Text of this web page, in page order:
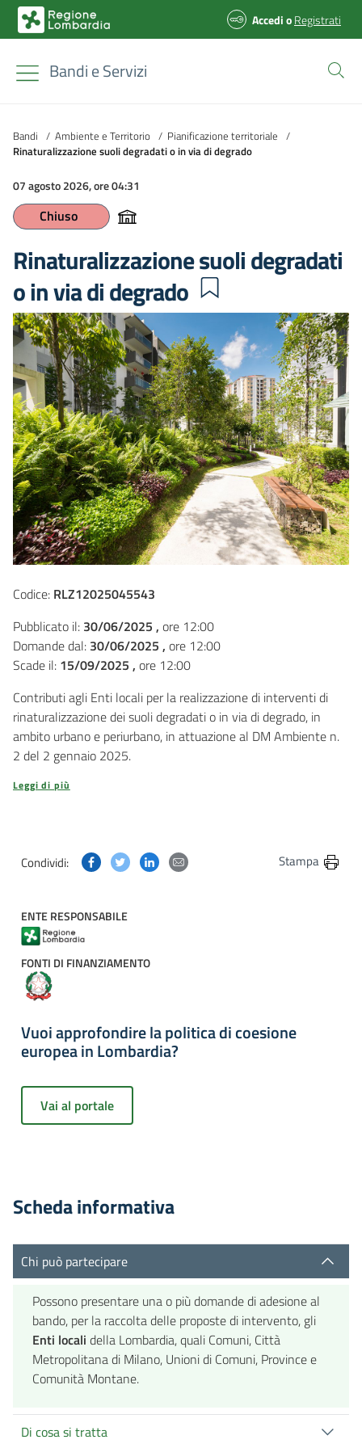
AccedioRegistrati
Bandi e Servizi
Bandi / Ambiente e Territorio / Pianificazione territoriale /
Rinaturalizzazione suoli degradati o in via di degrado
07 agosto 2026, ore 04:31
Chiuso
Rinaturalizzazione suoli degradati
o in via di degrado
Codice: RLZ12025045543
Pubblicato il: 30/06/2025 , ore 12:00
Domande dal: 30/06/2025 , ore 12:00
Scade il: 15/09/2025 , ore 12:00
Contributi agli Enti locali per la realizzazione di interventi di
rinaturalizzazione dei suoli degradati o in via di degrado, in
ambito urbano e periurbano, in attuazione al DM Ambiente n.
2 del 2 gennaio 2025.
Leggi di più
Condividi: Condividi questa pagina su Facebook
Condividi questa pagina su Twitter
Condividi questa pagina su Linkedin
Condividi questa pagina via
Stampa
ENTE RESPONSABILE
FONTI DI FINANZIAMENTO
Vuoi approfondire la politica di coesione
europea in Lombardia?
Vai al portale
Scheda informativa
Chi può partecipare
Possono presentare una o più domande di adesione al
bando, per la raccolta delle proposte di intervento, gli
Enti locali della Lombardia, quali Comuni, Città
Metropolitana di Milano, Unioni di Comuni, Province e
Comunità Montane.
Di cosa si tratta